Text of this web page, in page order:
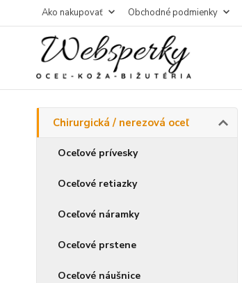
Ako nakupovať Obchodné podmienky
Chirurgická / nerezová oceľ
Oceľové prívesky
Oceľové retiazky
Oceľové náramky
Oceľové prstene
Oceľové náušnice